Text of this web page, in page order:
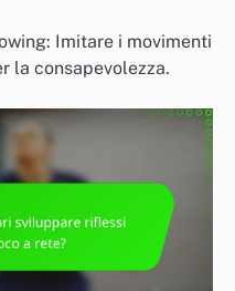
Imitare i movimenti
la consapevolezza.